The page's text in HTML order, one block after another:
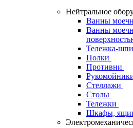
Нейтральное
Ванны
Ванны
Тележка-
Полки
Противни
Стеллажи
Столы
Тележки
Шкафы,